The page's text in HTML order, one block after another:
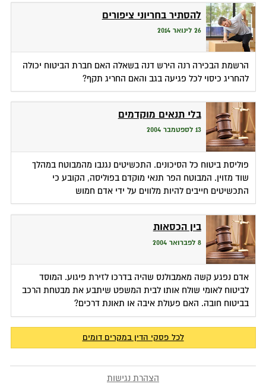
להסתיר בחריוני ציפורים
26 לינואר 2014
הרשמת הבכירה רנה הירש דנה בשאלה האם חברת הביטוח יכולה
להחריג כיסוי לכל פגיעה בגב והאם החריג תקף?
בלי תנאים מוקדמים
13 לספטמבר 2004
פוליסת ביטוח כל הסיכונים. התכשיטים נגנבו מהמבוטח במהלך
שוד מזוין. המבוטח הפר תנאי מוקדם בפוליסה, הקובע כי
התכשיטים חייבים להיות מלווים על ידי אדם חמוש
בין הכסאות
8 לפברואר 2004
אדם נפגע קשה מאמבולנס שהיה בדרכו לזירת פיגוע. המוסד
לביטוח לאומי שולח אותו לבית המשפט שיתבע את מבטחת הרכב
בביטוח חובה. האם פעולת איבה או תאונת דרכים?
לכל פסקי הדין במקרים דומים
הצהרת נגישות